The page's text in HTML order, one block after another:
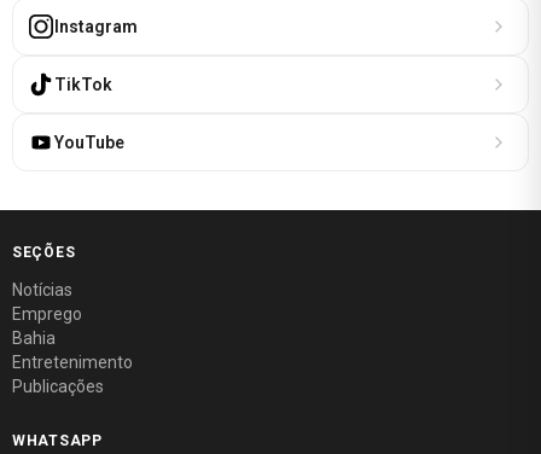
Instagram
TikTok
YouTube
SEÇÕES
Notícias
Emprego
Bahia
Entretenimento
Publicações
WHATSAPP